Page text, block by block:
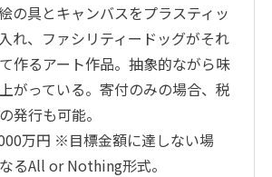
の具とキャンバスをプラスティッ
れ、ファシリティードッグがそれ
作るアート作品。抽象的ながら味
がっている。寄付のみの場合、税
発行も可能。
万円 ※目標金額に達しない場
るAll or Nothing形式。